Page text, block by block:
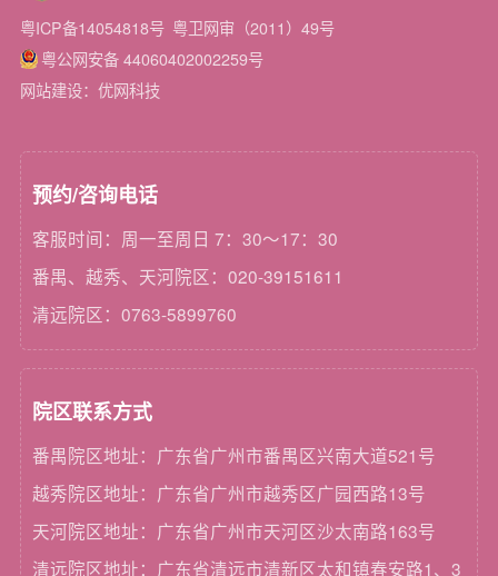
粤ICP备14054818号 粤卫网审（2011）49号
粤公网安备 44060402002259号
网站建设：优网科技
预约/咨询电话
客服时间：周一至周日 7：30～17：30
番禺、越秀、天河院区：020-39151611
清远院区：0763-5899760
院区联系方式
番禺院区地址：广东省广州市番禺区兴南大道521号
越秀院区地址：广东省广州市越秀区广园西路13号
天河院区地址：广东省广州市天河区沙太南路163号
清远院区地址：广东省清远市清新区太和镇春安路1、3